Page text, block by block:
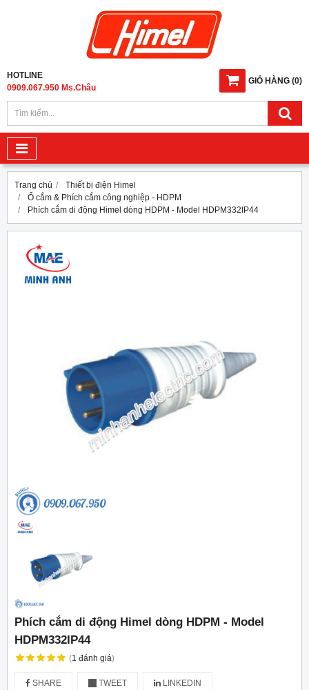
GIỎ HÀNG (0)
HOTLINE
0909.067.950 Ms.Châu
Trang chủ
Thiết bị điện Himel
Ổ cắm & Phích cắm công nghiệp - HDPM
Phích cắm di động Himel dòng HDPM - Model HDPM332IP44
Phích cắm di động Himel dòng HDPM - Model
HDPM332IP44
(1 đánh giá)
SHARE TWEET LINKEDIN